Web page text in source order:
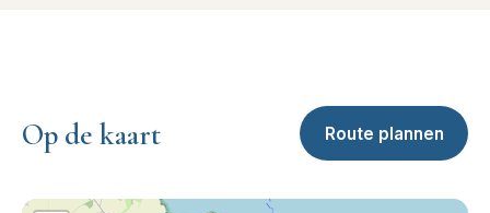
Op de kaart Route plannen